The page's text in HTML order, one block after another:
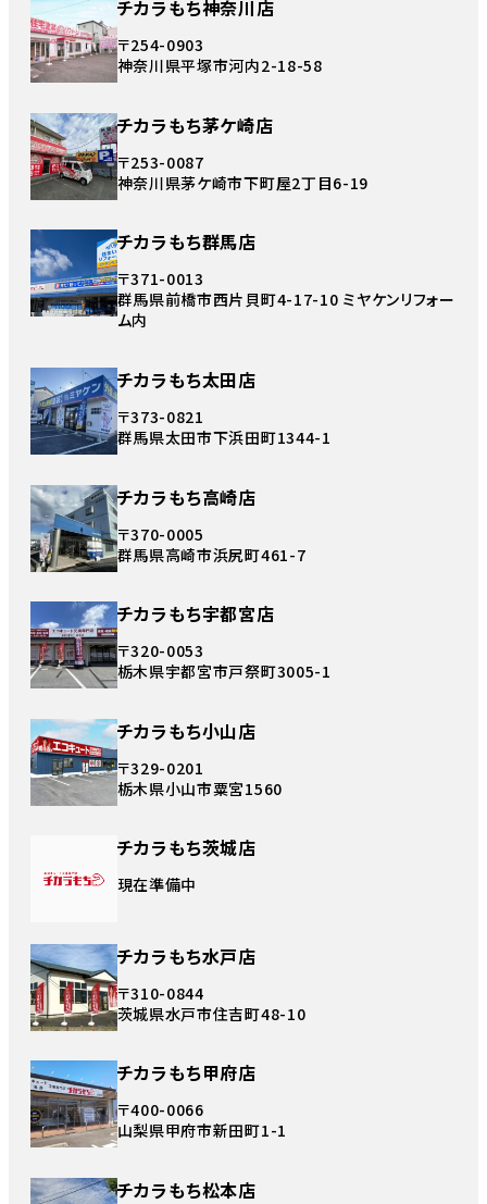
チカラもち神奈川店
〒254-0903
神奈川県平塚市河内2-18-58
チカラもち茅ケ崎店
〒253-0087
神奈川県茅ケ崎市下町屋2丁目6-19
チカラもち群馬店
〒371-0013
群馬県前橋市西片貝町4-17-10 ミヤケンリフォー
ム内
チカラもち太田店
〒373-0821
群馬県太田市下浜田町1344-1
チカラもち高崎店
〒370-0005
群馬県高崎市浜尻町461-7
チカラもち宇都宮店
〒320-0053
栃木県宇都宮市戸祭町3005-1
チカラもち小山店
〒329-0201
栃木県小山市粟宮1560
チカラもち茨城店
現在準備中
チカラもち水戸店
〒310-0844
茨城県水戸市住吉町48-10
チカラもち甲府店
〒400-0066
山梨県甲府市新田町1-1
チカラもち松本店